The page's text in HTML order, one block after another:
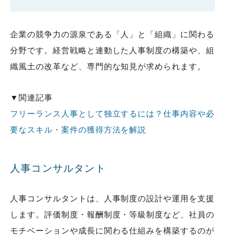
企業の競争力の源泉である「人」と「組織」に関わる
分野です。経営戦略と連動した人事制度の構築や、組
織風土の改革など、専門的な知見が求められます。
▼関連記事
フリーランス人事として独立するには？仕事内容や必
要なスキル・案件の獲得方法を解説
人事コンサルタント
人事コンサルタントは、人事制度の設計や運用を支援
します。評価制度・報酬制度・等級制度など、社員の
モチベーションや成長に関わる仕組みを構築するのが